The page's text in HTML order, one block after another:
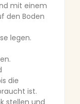
mit einem
den Boden
legen.
die
ist.